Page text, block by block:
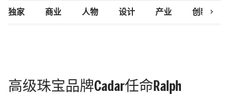
独家 商业 人物 设计 产业 创新研究
chevron_right
高级珠宝品牌Cadar任命Ralph